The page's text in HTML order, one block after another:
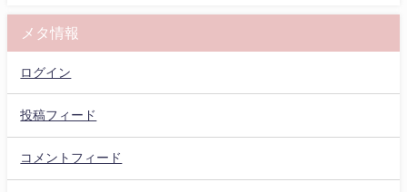
メタ情報
ログイン
投稿フィード
コメントフィード